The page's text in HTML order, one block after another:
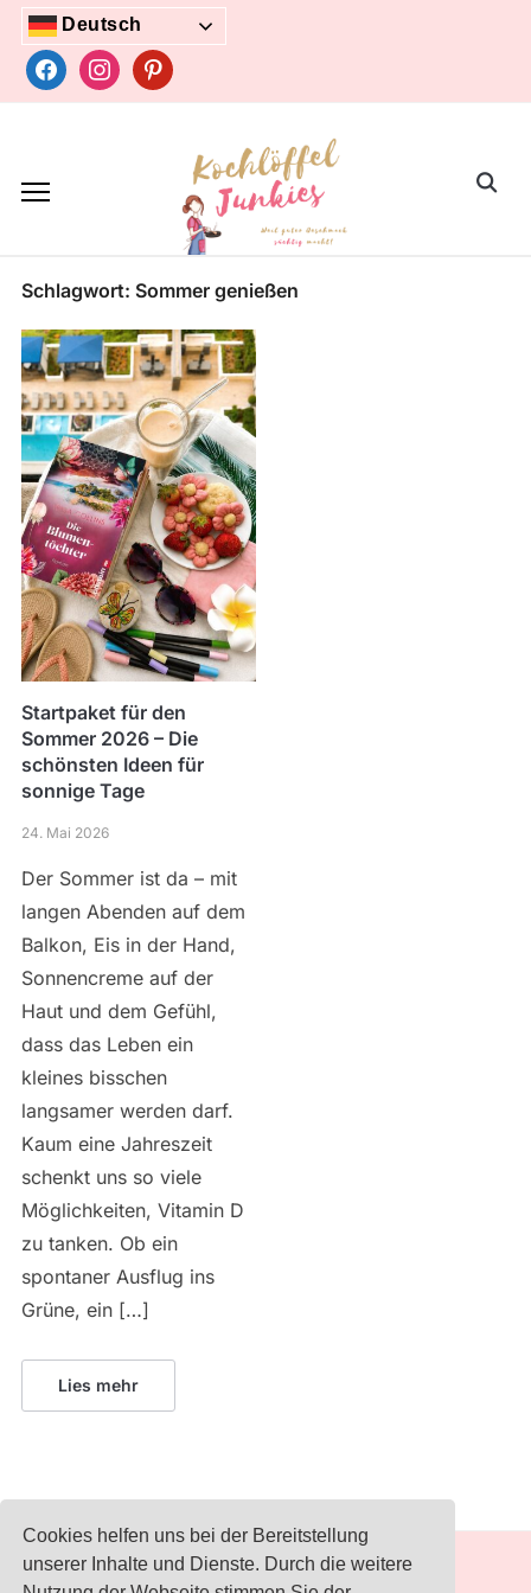
Cookies helfen uns bei der Bereitstellung
unserer Inhalte und Dienste. Durch die weitere
Skip
content
Deutsch
facebookinstagrampinterest
Search
Schlagwort: Sommer genießen
Startpaket für den
Sommer 2026 – Die
schönsten Ideen für
sonnige Tage
24. Mai 2026
Der Sommer ist da – mit
langen Abenden auf dem
Balkon, Eis in der Hand,
Sonnencreme auf der
Haut und dem Gefühl,
dass das Leben ein
kleines bisschen
langsamer werden darf.
Kaum eine Jahreszeit
schenkt uns so viele
Möglichkeiten, Vitamin D
zu tanken. Ob ein
spontaner Ausflug ins
Grüne, ein […]
Lies mehr